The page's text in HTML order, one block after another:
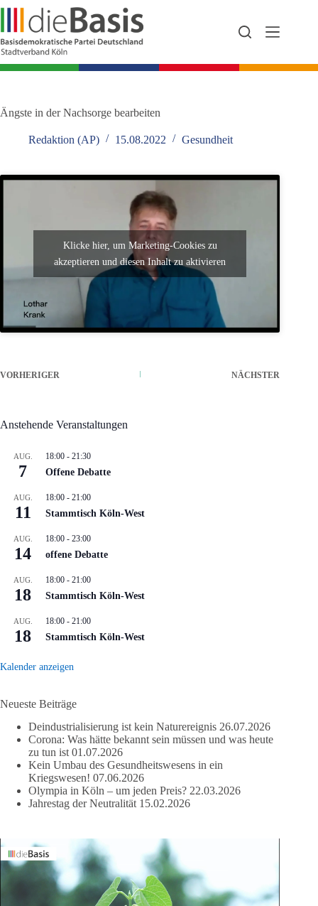
Zum
springen
Ängste in der Nachsorge bearbeiten
Redaktion (AP) 15.08.2022 Gesundheit
Klicke hier, um Marketing-Cookies zu
akzeptieren und diesen Inhalt zu aktivieren
VORHERIGER NÄCHSTER
Anstehende Veranstaltungen
AUG.
7
18:00 - 21:30
Offene Debatte
AUG.
11
18:00 - 21:00
Stammtisch Köln-West
AUG.
14
18:00 - 23:00
offene Debatte
AUG.
18
18:00 - 21:00
Stammtisch Köln-West
AUG.
18
18:00 - 21:00
Stammtisch Köln-West
Kalender anzeigen
Neueste Beiträge
Deindustrialisierung ist kein Naturereignis 26.07.2026
Corona: Was hätte bekannt sein müssen und was heute
zu tun ist 01.07.2026
Kein Umbau des Gesundheitswesens in ein
Kriegswesen! 07.06.2026
Olympia in Köln – um jeden Preis? 22.03.2026
Jahrestag der Neutralität 15.02.2026